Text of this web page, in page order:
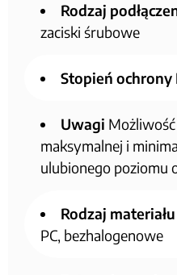
Rodzaj
zaciski śrubowe
Stopień ochrony
Uwagi
maksymalnej i
ulubionego poziomu
Rodzaj materiału
PC, bezhalogenowe